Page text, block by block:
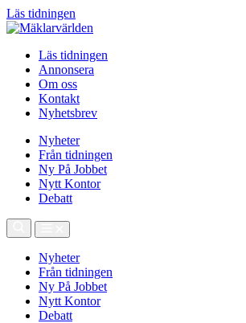
Läs tidningen
Läs tidningen
Annonsera
Om oss
Kontakt
Nyhetsbrev
Nyheter
Från tidningen
Ny På Jobbet
Nytt Kontor
Debatt
Nyheter
Från tidningen
Ny På Jobbet
Nytt Kontor
Debatt